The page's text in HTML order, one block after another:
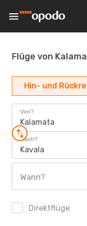
Flüge von
Hin- und
Von?
Kalamata
Nach?
Kavala
Wann?
Direktflüge